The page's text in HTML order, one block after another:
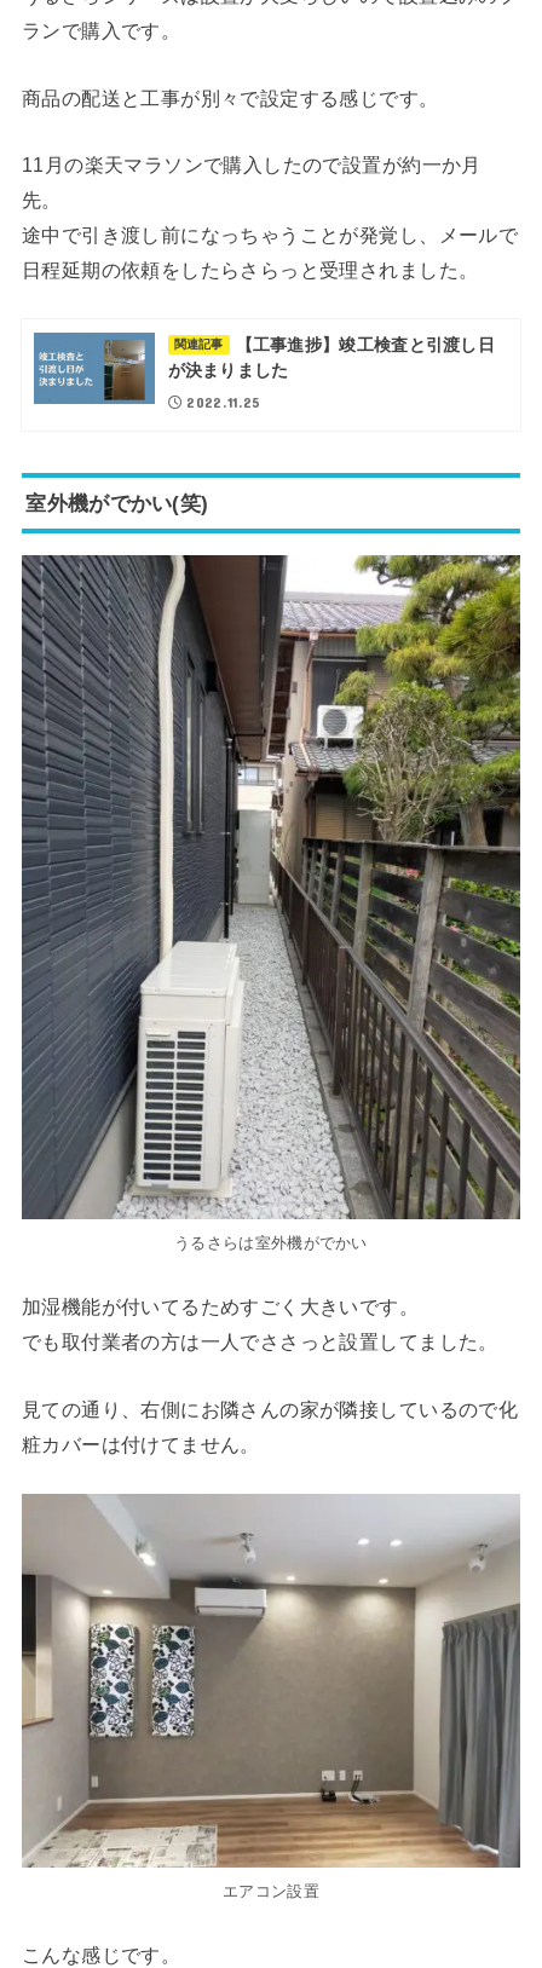
ランで購入です。
商品の配送と工事が別々で設定する感じです。
11月の楽天マラソンで購入したので設置が約一か月
先。
途中で引き渡し前になっちゃうことが発覚し、メールで
日程延期の依頼をしたらさらっと受理されました。
関連記事
【工事進捗】竣工検査と引渡し日
が決まりました
2022.11.25
室外機がでかい(笑)
うるさらは室外機がでかい
加湿機能が付いてるためすごく大きいです。
でも取付業者の方は一人でささっと設置してました。
見ての通り、右側にお隣さんの家が隣接しているので化
粧カバーは付けてません。
エアコン設置
こんな感じです。